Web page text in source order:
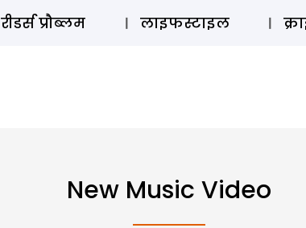
रीडर्स प्रौब्लम लाइफस्टाइल
New Music Video